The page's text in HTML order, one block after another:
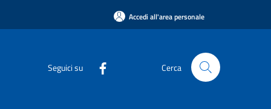
Accedi all'area personale
Seguici su Cerca